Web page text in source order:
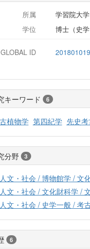
所属
学習院大
学位
博士（史
ID
キーワード 6
植物学 第四紀学 先史
分野 3
文・社会 / 博物館学 / 文
文・社会 / 文化財科学 /
文・社会 / 史学一般 / 考
6